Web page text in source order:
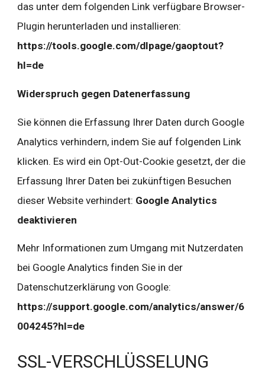
das unter dem folgenden Link verfügbare Browser-
Plugin herunterladen und installieren:
https://tools.google.com/dlpage/gaoptout?
hl=de
Widerspruch gegen Datenerfassung
Sie können die Erfassung Ihrer Daten durch Google
Analytics verhindern, indem Sie auf folgenden Link
klicken. Es wird ein Opt-Out-Cookie gesetzt, der die
Erfassung Ihrer Daten bei zukünftigen Besuchen
dieser Website verhindert: Google Analytics
deaktivieren
Mehr Informationen zum Umgang mit Nutzerdaten
bei Google Analytics finden Sie in der
Datenschutzerklärung von Google:
https://support.google.com/analytics/answer/6
004245?hl=de
SSL-VERSCHLÜSSELUNG